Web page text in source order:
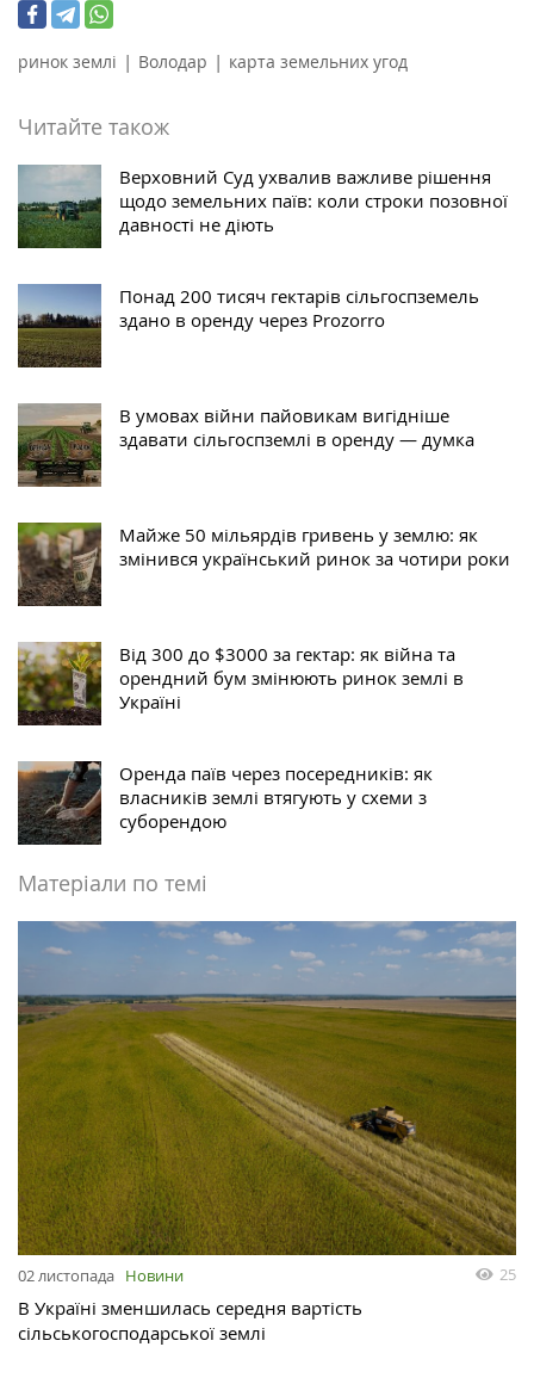
ринок землі | Володар | карта земельних угод
Читайте також
Верховний Суд ухвалив важливе рішення
щодо земельних паїв: коли строки позовної
давності не діють
Понад 200 тисяч гектарів сільгоспземель
здано в оренду через Prozorro
В умовах війни пайовикам вигідніше
здавати сільгоспземлі в оренду — думка
Майже 50 мільярдів гривень у землю: як
змінився український ринок за чотири роки
Від 300 до $3000 за гектар: як війна та
орендний бум змінюють ринок землі в
Україні
Оренда паїв через посередників: як
власників землі втягують у схеми з
суборендою
Матеріали по темі
02 листопада Новини 25
В Україні зменшилась середня вартість
сільськогосподарської землі